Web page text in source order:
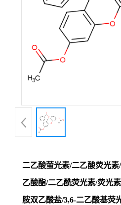
二乙酸萤光素/二乙酸荧光
乙酸酯/二乙酰荧光素/荧光
胺双乙酸盐/3,6-二乙酸基荧